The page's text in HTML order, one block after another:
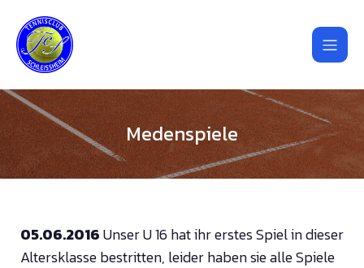
Medenspiele
05.06.2016Unser U 16 hat ihr erstes Spiel in dieser
Altersklasse bestritten, leider haben sie alle Spiele